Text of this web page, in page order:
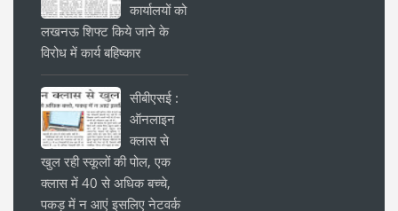
कार्यालयों को
लखनऊ शिफ्ट किये जाने के
विरोध में कार्य बहिष्कार
सीबीएसई :
ऑनलाइन
क्लास से
खुल रही स्कूलों की पोल, एक
क्लास में 40 से अधिक बच्चे,
पकड़ में न आएं इसलिए नेटवर्क